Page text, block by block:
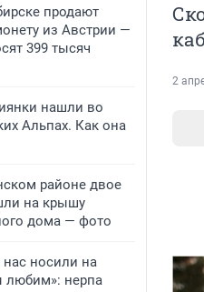
продают
из Австрии —
399 тысяч
нашли во
Альпах. Как она
районе двое
на крышу
дома — фото
носили на
любим»: нерпа
2